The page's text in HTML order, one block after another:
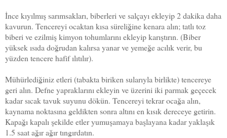
İnce kıyılmış sarımsakları, biberleri ve salçayı ekleyip 2 dakika daha
kavurun. Tencereyi ocaktan kısa süreliğine kenara alın; tatlı toz
biberi ve ezilmiş kimyon tohumlarını ekleyip karıştırın. (Biber
yüksek ısıda doğrudan kalırsa yanar ve yemeğe acılık verir, bu
yüzden tencere hafif ılıtılır).
Mühürlediğiniz etleri (tabakta biriken sularıyla birlikte) tencereye
geri alın. Defne yapraklarını ekleyin ve üzerini iki parmak geçecek
kadar sıcak tavuk suyunu dökün. Tencereyi tekrar ocağa alın,
kaynama noktasına geldikten sonra altını en kısık dereceye getirin.
Kapağı kapalı şekilde etler yumuşamaya başlayana kadar yaklaşık
1.5 saat ağır ağır tıngırdatın.